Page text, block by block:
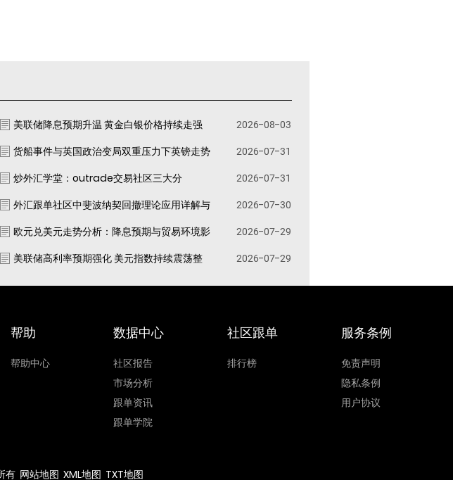
美联储降息预期升温 黄金白银价格持续走强
2026-08-03
货船事件与英国政治变局双重压力下英镑走势
2026-07-31
炒外汇学堂：outrade交易社区三大分
2026-07-31
外汇跟单社区中斐波纳契回撤理论应用详解与
2026-07-30
欧元兑美元走势分析：降息预期与贸易环境影
2026-07-29
美联储高利率预期强化 美元指数持续震荡整 2026-07-29
帮助
帮助中心
数据中心
社区报告
市场分析
跟单资讯
跟单学院
社区跟单
排行榜
服务条例
免责声明
隐私条例
用户协议
有 网站地图 XML地图 TXT地图